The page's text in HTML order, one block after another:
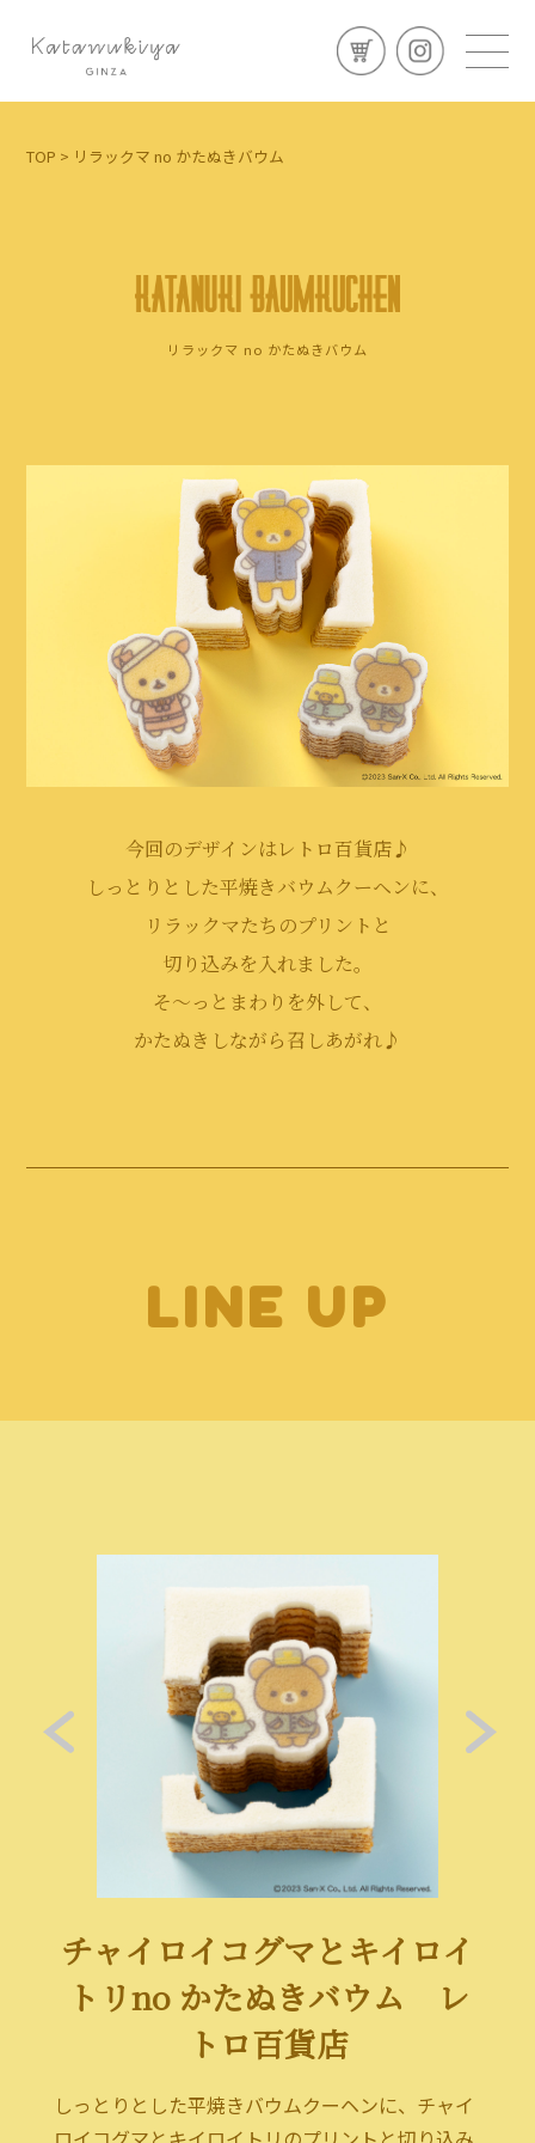
TOP > リラックマ no かたぬきバウム
リラックマ no かたぬきバウム
今回のデザインはレトロ百貨店♪
しっとりとした平焼きバウムクーヘンに、
リラックマたちのプリントと
切り込みを入れました。
そ～っとまわりを外して、
かたぬきしながら召しあがれ♪
LINE UP
チャイロイコグマとキイロイ
トリno かたぬきバウム レ
トロ百貨店
しっとりとした平焼きバウムクーヘンに、チャイ